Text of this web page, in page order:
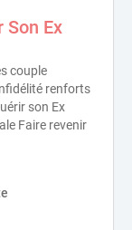
Son Ex
couple
renforts
son Ex
Faire revenir